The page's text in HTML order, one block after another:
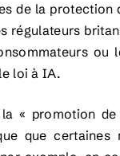
de la
régulateurs
loi à IA.
« promotion
que